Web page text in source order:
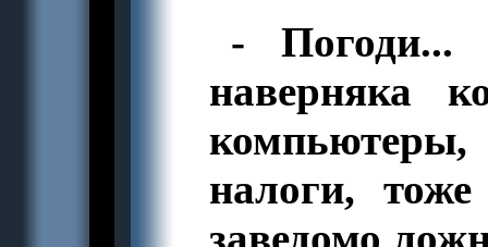
- Погоди...
наверняка
налоги,
заведомо